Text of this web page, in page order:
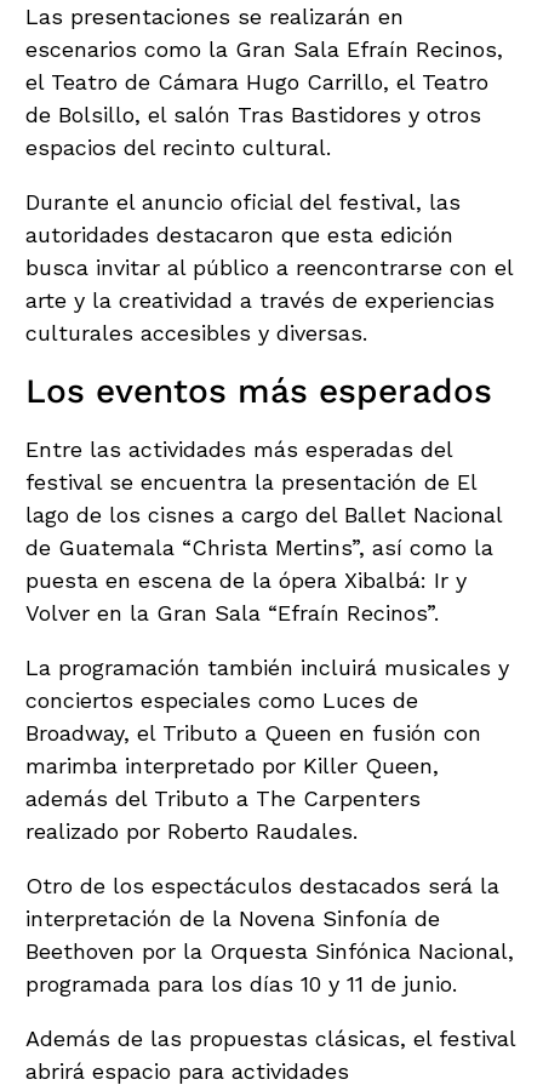
Las presentaciones se realizarán en
escenarios como la Gran Sala Efraín Recinos,
el Teatro de Cámara Hugo Carrillo, el Teatro
de Bolsillo, el salón Tras Bastidores y otros
espacios del recinto cultural.
Durante el anuncio oficial del festival, las
autoridades destacaron que esta edición
busca invitar al público a reencontrarse con el
arte y la creatividad a través de experiencias
culturales accesibles y diversas.
Los eventos más esperados
Entre las actividades más esperadas del
festival se encuentra la presentación de El
lago de los cisnes a cargo del Ballet Nacional
de Guatemala “Christa Mertins”, así como la
puesta en escena de la ópera Xibalbá: Ir y
Volver en la Gran Sala “Efraín Recinos”.
La programación también incluirá musicales y
conciertos especiales como Luces de
Broadway, el Tributo a Queen en fusión con
marimba interpretado por Killer Queen,
además del Tributo a The Carpenters
realizado por Roberto Raudales.
Otro de los espectáculos destacados será la
interpretación de la Novena Sinfonía de
Beethoven por la Orquesta Sinfónica Nacional,
programada para los días 10 y 11 de junio.
Además de las propuestas clásicas, el festival
abrirá espacio para actividades